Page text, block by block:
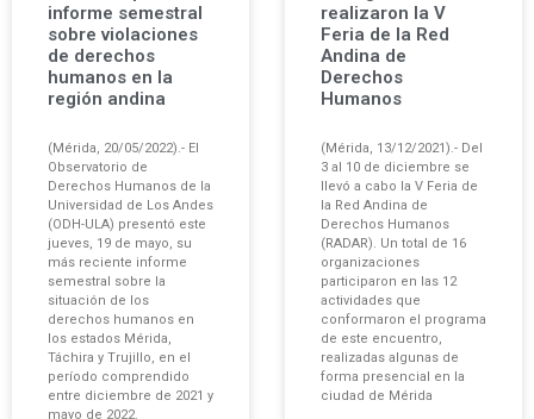
informe semestral
sobre violaciones
de derechos
humanos en la
región andina
(Mérida, 20/05/2022).- El
Observatorio de
Derechos Humanos de la
Universidad de Los Andes
(ODH-ULA) presentó este
jueves, 19 de mayo, su
más reciente informe
semestral sobre la
situación de los
derechos humanos en
los estados Mérida,
Táchira y Trujillo, en el
período comprendido
entre diciembre de 2021 y
mayo de 2022.
realizaron la V
Feria de la Red
Andina de
Derechos
Humanos
(Mérida, 13/12/2021).- Del
3 al 10 de diciembre se
llevó a cabo la V Feria de
la Red Andina de
Derechos Humanos
(RADAR). Un total de 16
organizaciones
participaron en las 12
actividades que
conformaron el programa
de este encuentro,
realizadas algunas de
forma presencial en la
ciudad de Mérida